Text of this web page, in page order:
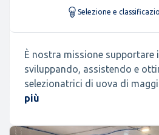
Selezione e
È nostra missione supportare
sviluppando, assistendo e
selezionatrici di uova di
più